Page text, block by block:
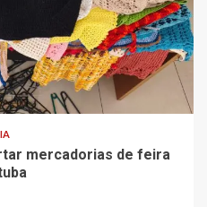
mercadorias de feira